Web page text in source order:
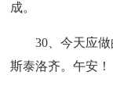
成。
30、今天应
斯泰洛齐。午安！